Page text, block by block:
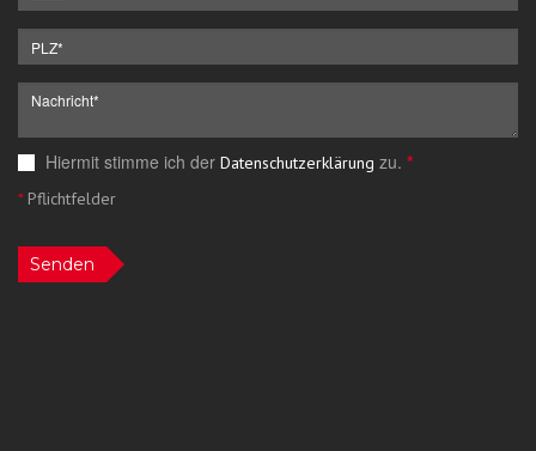
Hiermit stimme ich der Datenschutzerklärung zu. *
*Pflichtfelder
Senden